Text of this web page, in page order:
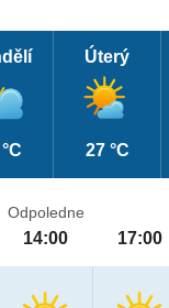
Úterý
27 °C
Odpoledne
14:00 17:00